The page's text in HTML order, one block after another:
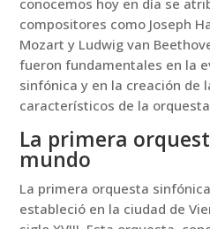
conocemos hoy en día se
compositores como Joseph
Mozart y Ludwig van
fueron fundamentales en la
sinfónica y en la creación de
característicos de la
La primera
mundo
La primera orquesta
estableció en la ciudad de